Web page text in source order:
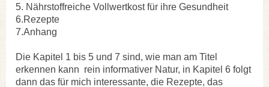
5. Nährstoffreiche Vollwertkost für ihre Gesundheit
6.Rezepte
7.Anhang
Die Kapitel 1 bis 5 und 7 sind, wie man am Titel
erkennen kann rein informativer Natur, in Kapitel 6 folgt
dann das für mich interessante, die Rezepte, das